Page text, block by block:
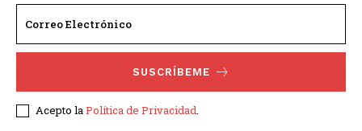
SUSCRÍBEME
Acepto laPolítica de Privacidad.